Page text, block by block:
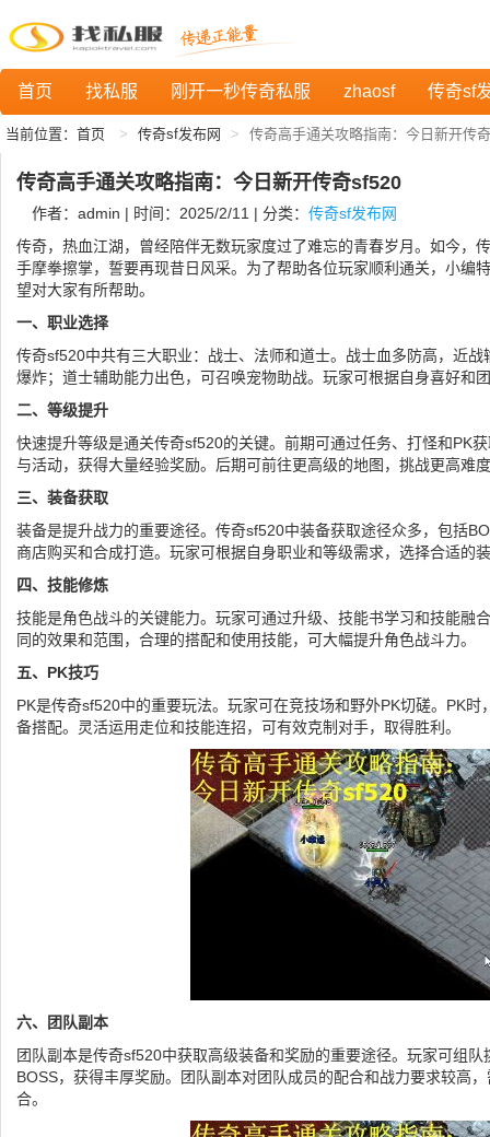
首页 找私服 刚开一秒传奇私服 zhaosf 传奇sf
当前位置： 首页 传奇sf发布网 传奇高手通关攻略指南：今日新开传
传奇高手通关攻略指南：今日新开传奇sf520
作者：admin | 时间：2025/2/11 | 分类： 传奇sf发布网
传奇，热血江湖，曾经陪伴无数玩家度过了难忘的青春岁月。如今，
手摩拳擦掌，誓要再现昔日风采。为了帮助各位玩家顺利通关，小编
望对大家有所帮助。
一、职业选择
传奇sf520中共有三大职业：战士、法师和道士。战士血多防高，近
爆炸；道士辅助能力出色，可召唤宠物助战。玩家可根据自身喜好和
二、等级提升
快速提升等级是通关传奇sf520的关键。前期可通过任务、打怪和PK
与活动，获得大量经验奖励。后期可前往更高级的地图，挑战更高难
三、装备获取
装备是提升战力的重要途径。传奇sf520中装备获取途径众多，包括
商店购买和合成打造。玩家可根据自身职业和等级需求，选择合适的
四、技能修炼
技能是角色战斗的关键能力。玩家可通过升级、技能书学习和技能融
同的效果和范围，合理的搭配和使用技能，可大幅提升角色战斗力。
五、PK技巧
PK是传奇sf520中的重要玩法。玩家可在竞技场和野外PK切磋。PK
备搭配。灵活运用走位和技能连招，可有效克制对手，取得胜利。
六、团队副本
团队副本是传奇sf520中获取高级装备和奖励的重要途径。玩家可组
BOSS，获得丰厚奖励。团队副本对团队成员的配合和战力要求较高
合。